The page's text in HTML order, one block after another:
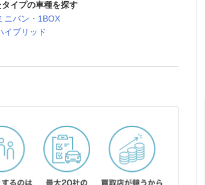
タイプの車種を探す
ニバン・1BOX
イブリッド